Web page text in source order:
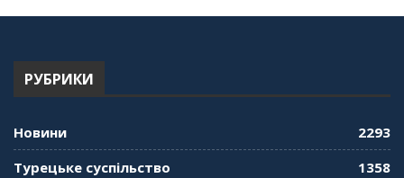
РУБРИКИ
Новини
2293
Турецьке суспільство
1358